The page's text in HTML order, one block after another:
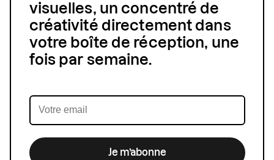
visuelles, un concentré de
créativité directement dans
votre boîte de réception, une
fois par semaine.
Je m’abonne